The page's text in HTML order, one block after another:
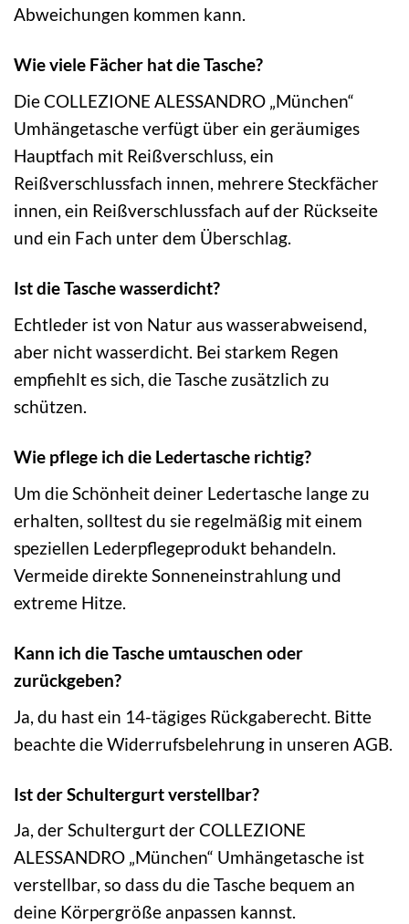
Abweichungen kommen kann.
Wie viele Fächer hat die Tasche?
Die COLLEZIONE ALESSANDRO „München“
Umhängetasche verfügt über ein geräumiges
Hauptfach mit Reißverschluss, ein
Reißverschlussfach innen, mehrere Steckfächer
innen, ein Reißverschlussfach auf der Rückseite
und ein Fach unter dem Überschlag.
Ist die Tasche wasserdicht?
Echtleder ist von Natur aus wasserabweisend,
aber nicht wasserdicht. Bei starkem Regen
empfiehlt es sich, die Tasche zusätzlich zu
schützen.
Wie pflege ich die Ledertasche richtig?
Um die Schönheit deiner Ledertasche lange zu
erhalten, solltest du sie regelmäßig mit einem
speziellen Lederpflegeprodukt behandeln.
Vermeide direkte Sonneneinstrahlung und
extreme Hitze.
Kann ich die Tasche umtauschen oder
zurückgeben?
Ja, du hast ein 14-tägiges Rückgaberecht. Bitte
beachte die Widerrufsbelehrung in unseren AGB.
Ist der Schultergurt verstellbar?
Ja, der Schultergurt der COLLEZIONE
ALESSANDRO „München“ Umhängetasche ist
verstellbar, so dass du die Tasche bequem an
deine Körpergröße anpassen kannst.